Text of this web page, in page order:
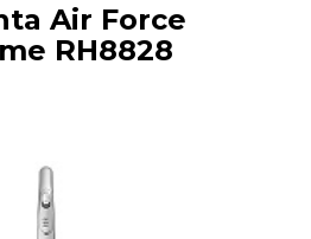
Air Force
RH8828